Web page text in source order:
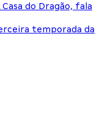
do Dragão, fala
temporada da